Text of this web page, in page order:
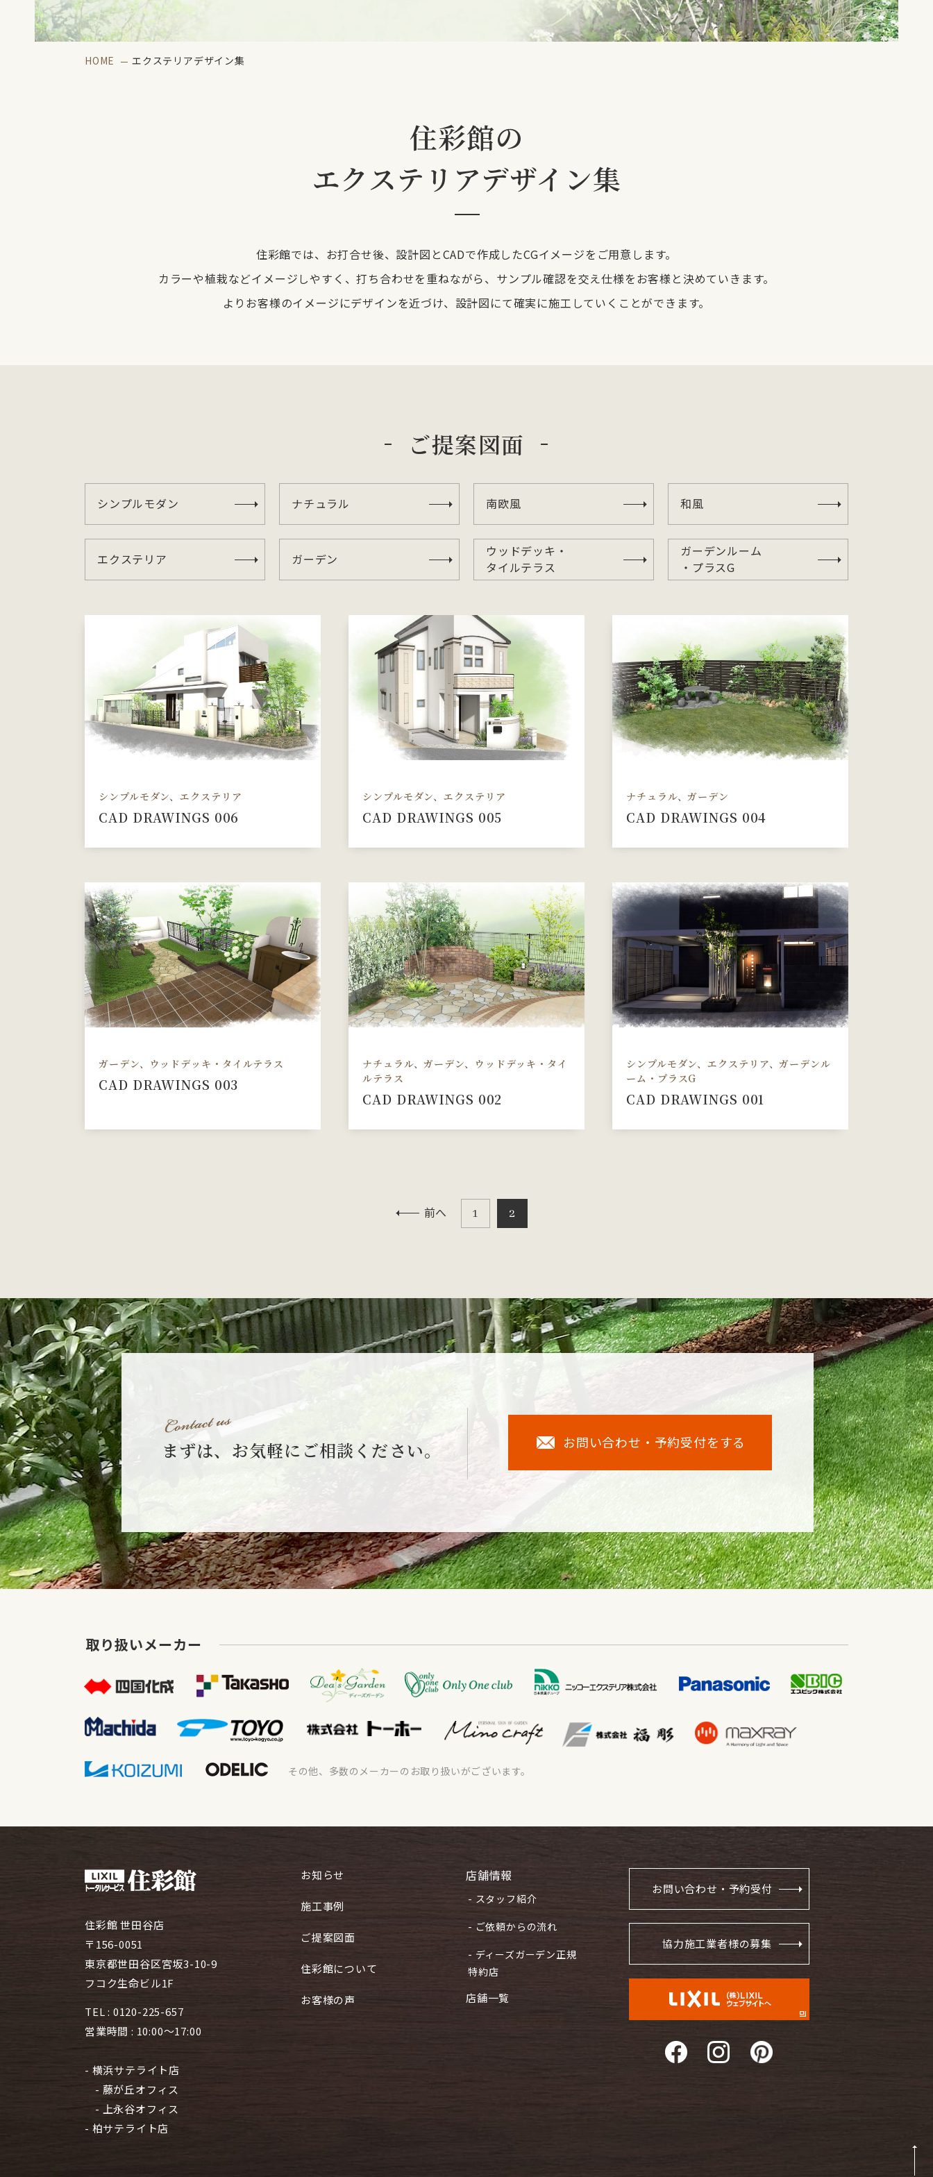
HOME エクステリアデザイン集
住彩館の
エクステリアデザイン集
住彩館では、お打合せ後、設計図とCADで作成したCGイメージをご用意します。
カラーや植栽などイメージしやすく、打ち合わせを重ねながら、サンプル確認を交え仕様をお客様と決めていきます。
よりお客様のイメージにデザインを近づけ、設計図にて確実に施工していくことができます。
ご提案図面
シンプルモダン ナチュラル 南欧風 和風
エクステリア ガーデン
ウッドデッキ・
タイルテラス
ガーデンルーム
・プラスG
シンプルモダン、エクステリア
CAD DRAWINGS 006
シンプルモダン、エクステリア
CAD DRAWINGS 005
ナチュラル、ガーデン
CAD DRAWINGS 004
ガーデン、ウッドデッキ・タイルテラス
CAD DRAWINGS 003
ナチュラル、ガーデン、ウッドデッキ・タイ
ルテラス
CAD DRAWINGS 002
シンプルモダン、エクステリア、ガーデンル
ーム・プラスG
CAD DRAWINGS 001
前へ 1 2
まずは、お気軽に ご相談ください。 お問い合わせ・予約受付をする
取り扱いメーカー
その他、多数のメーカーのお取り扱いがございます。
住彩館 世田谷店
〒156-0051
東京都世田谷区宮坂3-10-9
フコク生命ビル1F
TEL : 0120-225-657
営業時間 : 10:00～17:00
- 横浜サテライト店
- 藤が丘オフィス
- 上永谷オフィス
- 柏サテライト店
お知らせ
施工事例
ご提案図面
住彩館について
お客様の声
店舗情報
- スタッフ紹介
- ご依頼からの流れ
- ディーズガーデン正規
特約店
店舗一覧
お問い合わせ・予約受付
協力施工業者様の募集